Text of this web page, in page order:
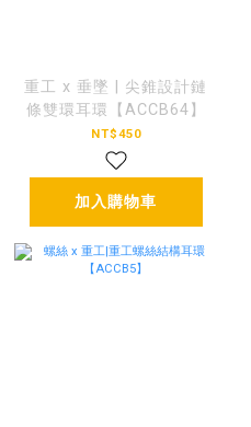
重工 x 垂墜 | 尖錐設計鏈
條雙環耳環【ACCB64】
NT$450
加入購物車